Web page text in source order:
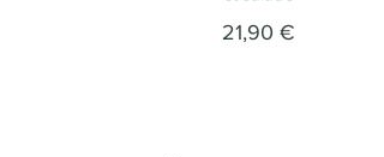
21,90 €